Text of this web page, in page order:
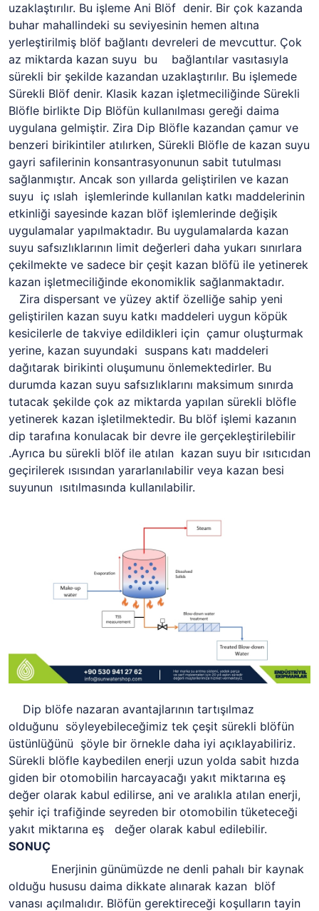
uzaklaştırılır. Bu işleme Ani Blöf denir. Bir çok kazanda
buhar mahallindeki su seviyesinin hemen altına
yerleştirilmiş blöf bağlantı devreleri de mevcuttur. Çok
az miktarda kazan suyu bu bağlantılar vasıtasıyla
sürekli bir şekilde kazandan uzaklaştırılır. Bu işlemede
Sürekli Blöf denir. Klasik kazan işletmeciliğinde Sürekli
Blöfle birlikte Dip Blöfün kullanılması gereği daima
uygulana gelmiştir. Zira Dip Blöfle kazandan çamur ve
benzeri birikintiler atılırken, Sürekli Blöfle de kazan suyu
gayri safilerinin konsantrasyonunun sabit tutulması
sağlanmıştır. Ancak son yıllarda geliştirilen ve kazan
suyu iç ıslah işlemlerinde kullanılan katkı maddelerinin
etkinliği sayesinde kazan blöf işlemlerinde değişik
uygulamalar yapılmaktadır. Bu uygulamalarda kazan
suyu safsızlıklarının limit değerleri daha yukarı sınırlara
çekilmekte ve sadece bir çeşit kazan blöfü ile yetinerek
kazan işletmeciliğinde ekonomiklik sağlanmaktadır.
Zira dispersant ve yüzey aktif özelliğe sahip yeni
geliştirilen kazan suyu katkı maddeleri uygun köpük
kesicilerle de takviye edildikleri için çamur oluşturmak
yerine, kazan suyundaki suspans katı maddeleri
dağıtarak birikinti oluşumunu önlemektedirler. Bu
durumda kazan suyu safsızlıklarını maksimum sınırda
tutacak şekilde çok az miktarda yapılan sürekli blöfle
yetinerek kazan işletilmektedir. Bu blöf işlemi kazanın
dip tarafına konulacak bir devre ile gerçekleştirilebilir
.Ayrıca bu sürekli blöf ile atılan kazan suyu bir ısıtıcıdan
geçirilerek ısısından yararlanılabilir veya kazan besi
suyunun ısıtılmasında kullanılabilir.
Dip blöfe nazaran avantajlarının tartışılmaz
olduğunu söyleyebileceğimiz tek çeşit sürekli blöfün
üstünlüğünü şöyle bir örnekle daha iyi açıklayabiliriz.
Sürekli blöfle kaybedilen enerji uzun yolda sabit hızda
giden bir otomobilin harcayacağı yakıt miktarına eş
değer olarak kabul edilirse, ani ve aralıkla atılan enerji,
şehir içi trafiğinde seyreden bir otomobilin tüketeceği
yakıt miktarına eş değer olarak kabul edilebilir.
SONUÇ
Enerjinin günümüzde ne denli pahalı bir kaynak
olduğu hususu daima dikkate alınarak kazan blöf
vanası açılmalıdır. Blöfün gerektireceği koşulların tayin